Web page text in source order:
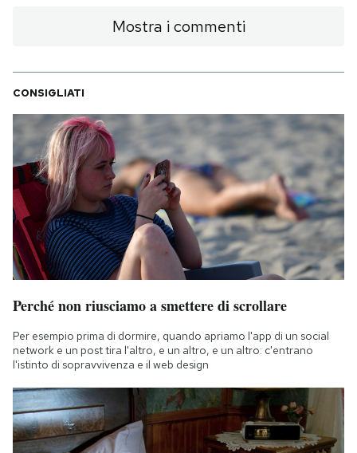
Mostra i commenti
CONSIGLIATI
Perché non riusciamo a smettere di scrollare
Per esempio prima di dormire, quando apriamo l'app di un social
network e un post tira l'altro, e un altro, e un altro: c'entrano
l'istinto di sopravvivenza e il web design